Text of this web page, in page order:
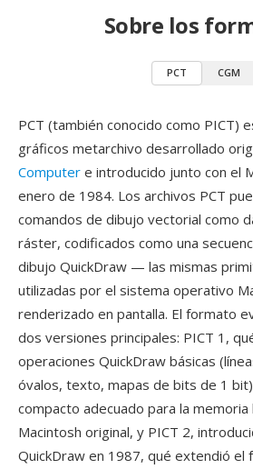
Sobre los
PCT CGM
PCT (también conocido como PICT)
gráficos metarchivo desarrollado
Computer e introducido junto con el
enero de 1984. Los archivos PCT
comandos de dibujo vectorial como
ráster, codificados como una
dibujo QuickDraw — las mismas
utilizadas por el sistema operativo
renderizado en pantalla. El formato
dos versiones principales: PICT 1,
operaciones QuickDraw básicas
óvalos, texto, mapas de bits de 1
compacto adecuado para la memoria
Macintosh original, y PICT 2,
QuickDraw en 1987, qué extendió el